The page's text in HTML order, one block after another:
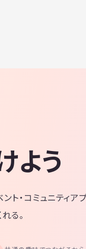
よう
・コミュニティアプ
る。